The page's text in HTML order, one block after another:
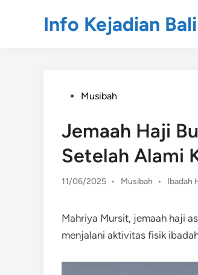
Info Kejadian Bali
PostedMusibah
Jemaah Haji
Setelah Alami
11/06/2025 •
Posted
Musibah • Ibadah
Mahriya Mursit, jemaah haji
menjalani aktivitas fisik